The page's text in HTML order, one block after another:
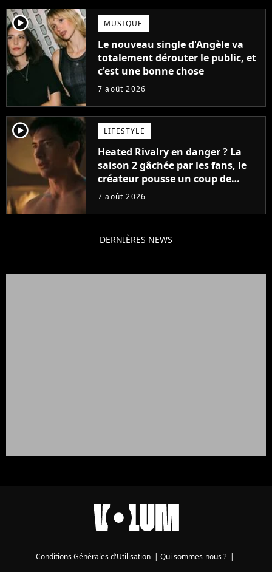
player2 MUSIQUE
Le nouveau single d'Angèle va
totalement dérouter le public, et
c'est une bonne chose
7 août 2026
player2 LIFESTYLE
Heated Rivalry en danger ? La
saison 2 gâchée par les fans, le
créateur pousse un coup de
gueule
7 août 2026
DERNIÈRES NEWS
Conditions Générales d'Utilisation | Qui sommes-nous ? |